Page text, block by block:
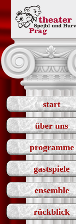
start
über uns
programme
gastspiele
ensemble
rückblick